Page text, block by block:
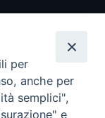
per
anche per
semplici",
e